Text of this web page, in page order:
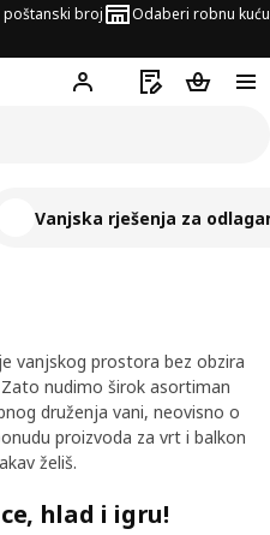
poštanski broj Odaberi robnu kuću
Hej! Prijavi se
Popis zaKošarica
Vanjska rješenja za
vanjskog prostora bez obzira
nudimo širok asortiman
druženja vani, neovisno o
proizvoda za vrt i balkon
želiš.
hlad i igru!